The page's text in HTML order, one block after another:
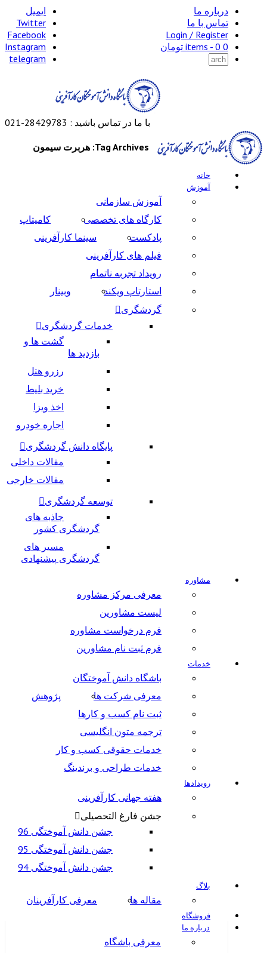
درباره ما
تماس با ما
Login / Register
0 items -
0 تومان
ایمیل
Twitter
Facebook
Instagram
telegram
با ما در تماس باشید : 28429783-021
خانه
آموزش
آموزش سازمانی
کارگاه های تخصصی
کامیتاپ
پادکست
سینما کارآفرینی
فیلم های کارآفرینی
رویداد تجربه ناتمام
استارتاپ ویکند
وبینار
گردشگری
خدمات گردشگری
گشت ها و
بازدید ها
رزرو هتل
خرید بلیط
اخذ ویزا
اجاره خودرو
پایگاه دانش گردشگری
مقالات داخلی
مقالات خارجی
توسعه گردشگری
جاذبه های
گردشگری کشور
مسیر های
گردشگری پیشنهادی
مشاوره
معرفی مرکز مشاوره
لیست مشاورین
فرم درخواست مشاوره
فرم ثبت نام مشاورین
خدمات
باشگاه دانش آموختگان
معرفی شرکت ها
پژوهش
ثبت نام کسب و کارها
ترجمه متون انگلیسی
خدمات حقوقی کسب و کار
خدمات طراحی و برندینگ
رویدادها
هفته جهانی کارآفرینی
جشن فارغ التحصیلی
جشن دانش آموختگی 96
جشن دانش آموختگی 95
جشن دانش آموختگی 94
بلاگ
مقاله ها معرفی کارآفرینان
فروشگاه
درباره ما
معرفی باشگاه
Tag Archives: هربرت سیمون